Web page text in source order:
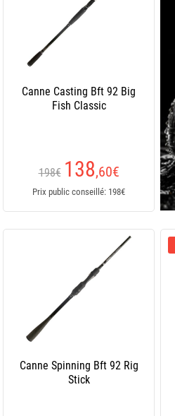
Canne Casting Bft 92 Big
Fish Classic
198€ 138,60€
Prix public conseillé: 198€
Canne Spinning Bft 92 Rig
Stick